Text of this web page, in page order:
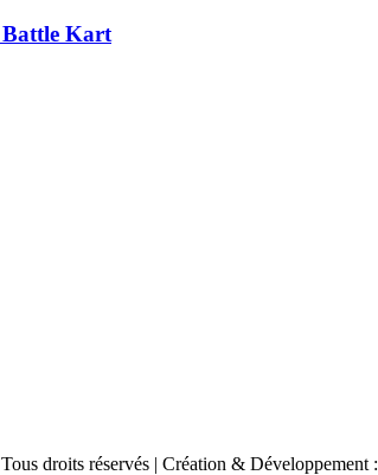
Battle Kart
droits réservés | Création & Développement :